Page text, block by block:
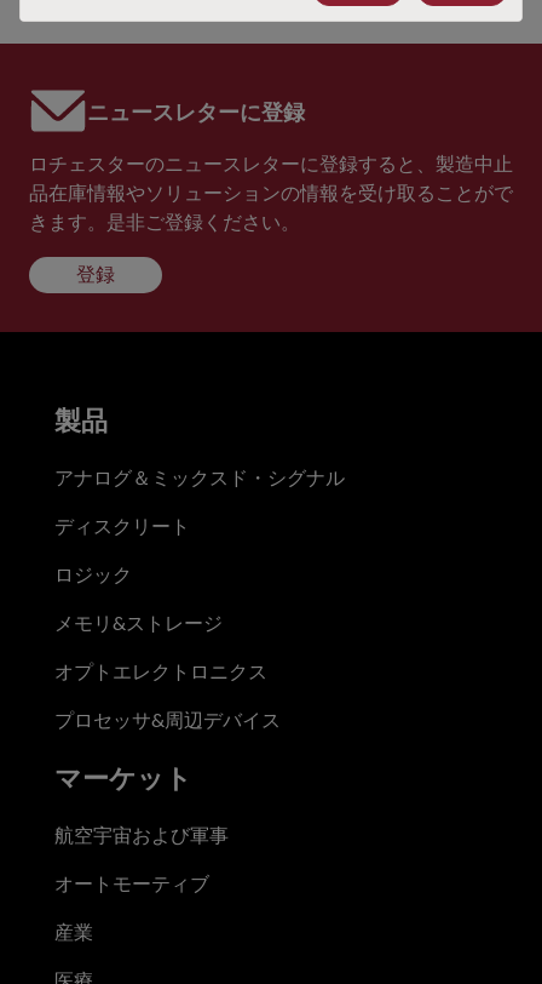
ニュースレターに登録
ロチェスターのニュースレターに登録すると、製造中止
品在庫情報やソリューションの情報を受け取ることがで
きます。是非ご登録ください。
登録
製品
アナログ＆ミックスド・シグナル
ディスクリート
ロジック
メモリ&ストレージ
オプトエレクトロニクス
プロセッサ&周辺デバイス
マーケット
航空宇宙および軍事
オートモーティブ
産業